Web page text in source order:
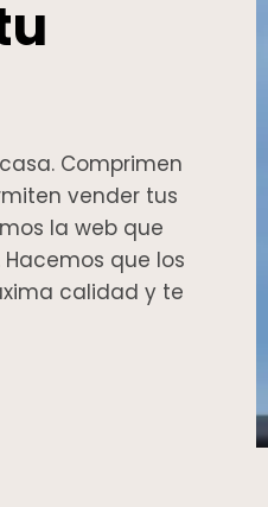
Comprimen
vender tus
la web que
que los
calidad y te